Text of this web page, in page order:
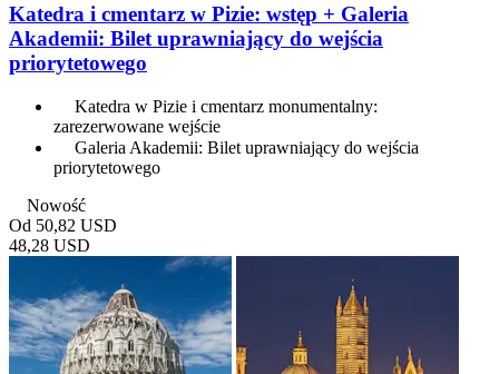
Katedra i cmentarz w Pizie: wstęp + Galeria
Akademii: Bilet uprawniający do wejścia
priorytetowego
Katedra w Pizie i cmentarz monumentalny:
zarezerwowane wejście
Galeria Akademii: Bilet uprawniający do wejścia
priorytetowego
Nowość
Od 50,82 USD
48,28 USD